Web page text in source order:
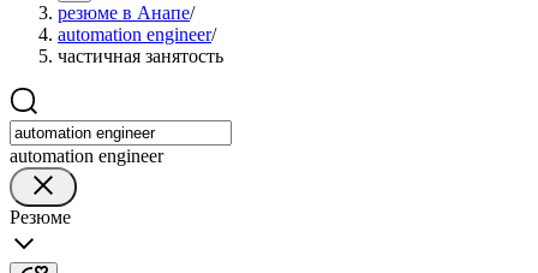
резюме в Анапе/
automation engineer/
частичная занятость
automation engineer
Резюме